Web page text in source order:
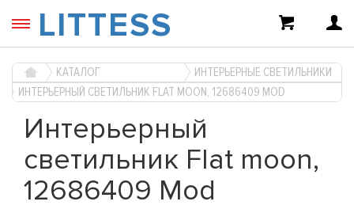
LITTESS
КАТАЛОГ
ИНТЕРЬЕРНЫЕ СВЕТИЛЬНИКИ
ИНТЕРЬЕРНЫЙ СВЕТИЛЬНИК FLAT MOON, 12686409 MOD
Интерьерный
светильник Flat moon,
12686409 Mod